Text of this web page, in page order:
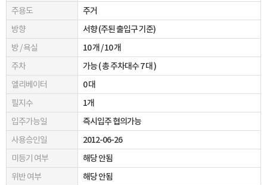
주용도
주거
방향
서향 (주된 출입구 기준)
방 / 욕실
10 개 / 10 개
주차
가능 ( 총 주차대수 7 대 )
엘리베이터
0 대
필지수
1개
입주가능일
즉시입주 협의가능
사용승인일
2012-06-26
미등기 여부
해당 안됨
위반 여부
해당 안됨